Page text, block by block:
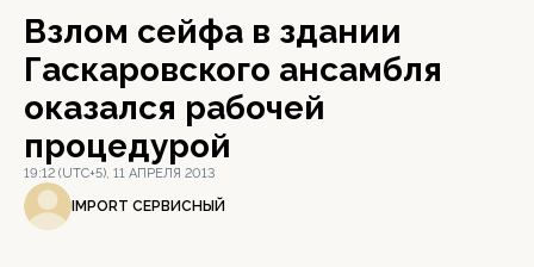
Взлом сейфа в здании
Гаскаровского ансамбля
оказался рабочей
процедурой
19:12 (UTC+5), 11 АПРЕЛЯ 2013
IMPORT СЕРВИСНЫЙ